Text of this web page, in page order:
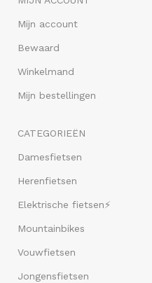
Mijn account
Bewaard
Winkelmand
Mijn bestellingen
CATEGORIEËN
Damesfietsen
Herenfietsen
Elektrische fietsen⚡
Mountainbikes
Vouwfietsen
Jongensfietsen